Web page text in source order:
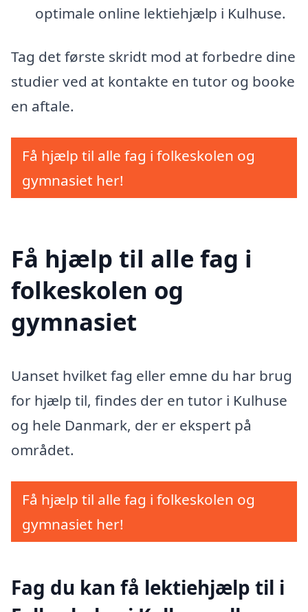
optimale online lektiehjælp i Kulhuse.
Tag det første skridt mod at forbedre dine
studier ved at kontakte en tutor og booke
en aftale.
Få hjælp til alle fag i folkeskolen og
gymnasiet her!
Få hjælp til alle fag i
folkeskolen og
gymnasiet
Uanset hvilket fag eller emne du har brug
for hjælp til, findes der en tutor i Kulhuse
og hele Danmark, der er ekspert på
området.
Få hjælp til alle fag i folkeskolen og
gymnasiet her!
Fag du kan få lektiehjælp til i